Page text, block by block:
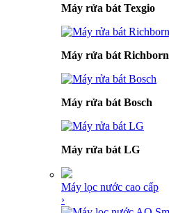
Máy rửa bát Texgio
Máy rửa bát Richborn
Máy rửa bát Bosch
Máy rửa bát LG
Máy lọc nước cao cấp
›